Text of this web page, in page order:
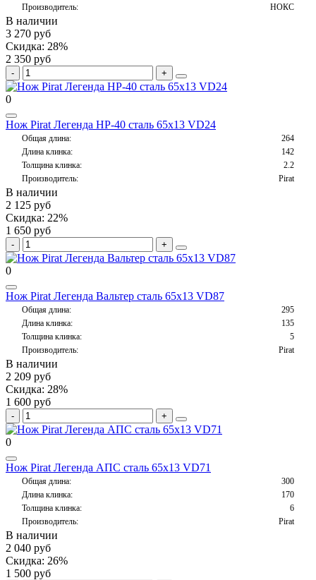
Производитель:
НОКС
В наличии
3 270 руб
Скидка: 28%
2 350 руб
0
Нож Pirat Легенда НР-40 сталь 65х13 VD24
Общая длина:
264
Длина клинка:
142
Толщина клинка:
2.2
Производитель:
Pirat
В наличии
2 125 руб
Скидка: 22%
1 650 руб
0
Нож Pirat Легенда Вальтер сталь 65х13 VD87
Общая длина:
295
Длина клинка:
135
Толщина клинка:
5
Производитель:
Pirat
В наличии
2 209 руб
Скидка: 28%
1 600 руб
0
Нож Pirat Легенда АПС сталь 65х13 VD71
Общая длина:
300
Длина клинка:
170
Толщина клинка:
6
Производитель:
Pirat
В наличии
2 040 руб
Скидка: 26%
1 500 руб